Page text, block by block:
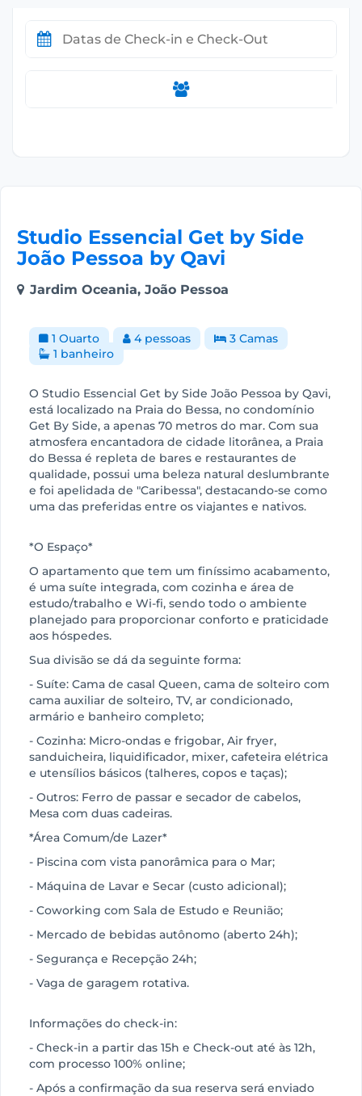
Studio Essencial Get by Side
João Pessoa by Qavi
Jardim Oceania, João Pessoa
1 Quarto 4 pessoas
3 Camas
1 banheiro
O Studio Essencial Get by Side João Pessoa by Qavi,
está localizado na Praia do Bessa, no condomínio
Get By Side, a apenas 70 metros do mar. Com sua
atmosfera encantadora de cidade litorânea, a Praia
do Bessa é repleta de bares e restaurantes de
qualidade, possui uma beleza natural deslumbrante
e foi apelidada de "Caribessa", destacando-se como
uma das preferidas entre os viajantes e nativos.
*O Espaço*
O apartamento que tem um finíssimo acabamento,
é uma suíte integrada, com cozinha e área de
estudo/trabalho e Wi-fi, sendo todo o ambiente
planejado para proporcionar conforto e praticidade
aos hóspedes.
Sua divisão se dá da seguinte forma:
- Suíte: Cama de casal Queen, cama de solteiro com
cama auxiliar de solteiro, TV, ar condicionado,
armário e banheiro completo;
- Cozinha: Micro-ondas e frigobar, Air fryer,
sanduicheira, liquidificador, mixer, cafeteira elétrica
e utensílios básicos (talheres, copos e taças);
- Outros: Ferro de passar e secador de cabelos,
Mesa com duas cadeiras.
*Área Comum/de Lazer*
- Piscina com vista panorâmica para o Mar;
- Máquina de Lavar e Secar (custo adicional);
- Coworking com Sala de Estudo e Reunião;
- Mercado de bebidas autônomo (aberto 24h);
- Segurança e Recepção 24h;
- Vaga de garagem rotativa.
Informações do check-in:
- Check-in a partir das 15h e Check-out até às 12h,
com processo 100% online;
- Após a confirmação da sua reserva será enviado